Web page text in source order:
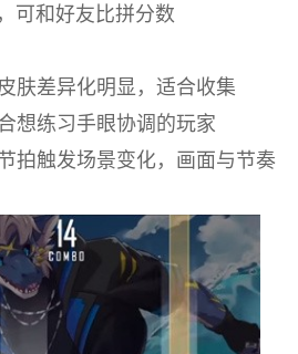
可和好友比拼分数
肤差异化明显，适合收集
想练习手眼协调的玩家
拍触发场景变化，画面与节奏